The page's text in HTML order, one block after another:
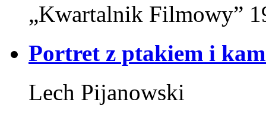
„Kwartalnik Filmowy”
Portret z ptakiem i
Lech Pijanowski